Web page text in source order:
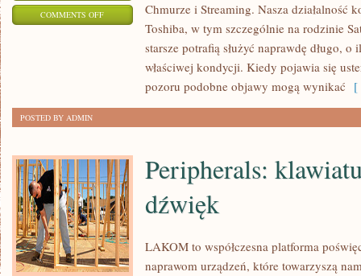
COMMENTS OFFON
PRODUCTIVITY
Chmurze i Streaming. Nasza działalność
Toshiba, w tym szczególnie na rodzinie
starsze potrafią służyć naprawdę długo, o
właściwej kondycji. Kiedy pojawia się
pozoru podobne objawy mogą wynikać [
POSTED BY ADMIN
Peripherals:
dźwięk
LAKOM to współczesna platforma
naprawom urządzeń, które towarzyszą